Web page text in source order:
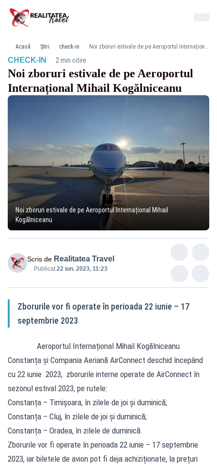
Acasă Știri check-in Noi zboruri estivale de pe Aeroportul Internațional Mihail Kogălniceanu
CHECK-IN · 2 min citire
Noi zboruri estivale de pe Aeroportul
Internațional Mihail Kogălniceanu
Noi zboruri estivale de pe Aeroportul Internațional Mihail
Kogălniceanu
Scris de Realitatea Travel
Publicat:22 iun. 2023, 11:23
Zborurile vor fi operate în perioada 22 iunie – 17
septembrie 2023
Aeroportul Internațional Mihail Kogălniceanu
Constanța și Compania Aeriană AirConnect deschid începând
cu 22 iunie 2023, zborurile interne operate de AirConnect în
sezonul estival 2023, pe rutele:
Constanța – Timișoara, în zilele de joi și duminică;
Constanța – Cluj, în zilele de joi și duminică;
Constanța – Oradea, în zilele de duminică.
Zborurile vor fi operate în perioada 22 iunie – 17 septembrie
2023, iar biletele de avion pot fi deja achiziționate, la prețuri